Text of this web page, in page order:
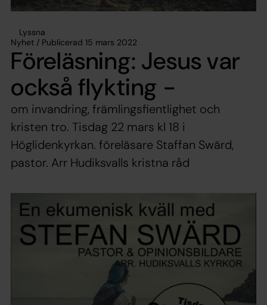
Lyssna
Nyhet / Publicerad 15 mars 2022
Föreläsning: Jesus var
också flykting -
om invandring, främlingsfientlighet och
kristen tro. Tisdag 22 mars kl 18 i
Höglidenkyrkan. föreläsare Staffan Swärd,
pastor. Arr Hudiksvalls kristna råd